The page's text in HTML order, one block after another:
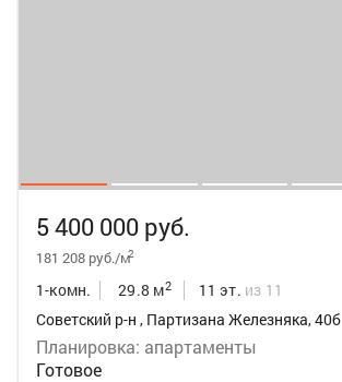
5 400 000 руб.
181 208 руб./м2
1-комн. 29.8 м2 11 эт. из 11
Советский р-н , Партизана Железняка, 40б
Планировка: апартаменты
Готовое